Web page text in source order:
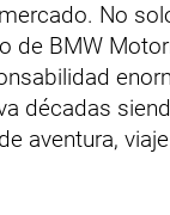
No
de BMW
décadas
aventura,